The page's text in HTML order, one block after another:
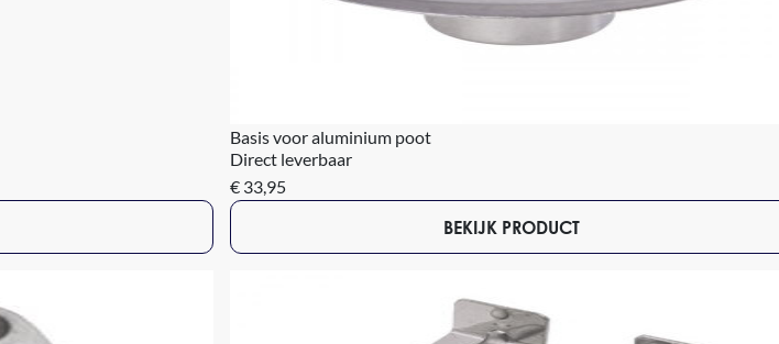
Basis voor aluminium poot
Direct leverbaar
€ 33,95
BEKIJK PRODUCT